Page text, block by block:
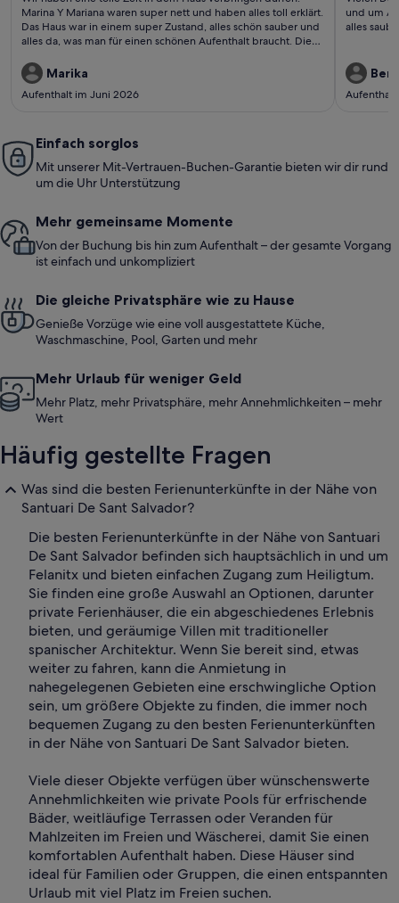
bewertungen)
Marina Y Mariana waren super nett und haben alles toll erklärt.
Das Haus war in einem super Zustand, alles schön sauber und
alles da, was man für einen schönen Aufenthalt braucht. Die
vorhanden was man braucht und der riesige Markt am
Mittwoch ist auf jeden Fall einen Ausflug wert. Der nächste
große Supermarkt ist ca. 15 Minuten mit dem Auto entfernt.
angenehm. Wir haben auf jeden Fall einen tollen Urlaub in
der Finka verbracht mit vielen schönen Stunden in dem tollen
Pool und auf der schönen Terrasse. Es war als würde man nach
Hause kommen. Vielen Dank für den schönen Urlaub.
Marika
Aufenthalt im Juni 2026
und um
alles
Einfach sorglos
Mit unserer Mit-Vertrauen-Buchen-Garantie bieten wir dir rund
um die Uhr Unterstützung
Mehr gemeinsame Momente
Von der Buchung bis hin zum Aufenthalt – der gesamte Vorgang
ist einfach und unkompliziert
Die gleiche Privatsphäre wie zu Hause
Genieße Vorzüge wie eine voll ausgestattete Küche,
Waschmaschine, Pool, Garten und mehr
Mehr Urlaub für weniger Geld
Mehr Platz, mehr Privatsphäre, mehr Annehmlichkeiten – mehr
Wert
Häufig gestellte Fragen
Was sind die besten Ferienunterkünfte in der Nähe von
Santuari De Sant Salvador?
Die besten Ferienunterkünfte in der Nähe von Santuari
De Sant Salvador befinden sich hauptsächlich in und um
Felanitx und bieten einfachen Zugang zum Heiligtum.
Sie finden eine große Auswahl an Optionen, darunter
private Ferienhäuser, die ein abgeschiedenes Erlebnis
bieten, und geräumige Villen mit traditioneller
spanischer Architektur. Wenn Sie bereit sind, etwas
weiter zu fahren, kann die Anmietung in
nahegelegenen Gebieten eine erschwingliche Option
sein, um größere Objekte zu finden, die immer noch
bequemen Zugang zu den besten Ferienunterkünften
in der Nähe von Santuari De Sant Salvador bieten.
Viele dieser Objekte verfügen über wünschenswerte
Annehmlichkeiten wie private Pools für erfrischende
Bäder, weitläufige Terrassen oder Veranden für
Mahlzeiten im Freien und Wäscherei, damit Sie einen
komfortablen Aufenthalt haben. Diese Häuser sind
ideal für Familien oder Gruppen, die einen entspannten
Urlaub mit viel Platz im Freien suchen.